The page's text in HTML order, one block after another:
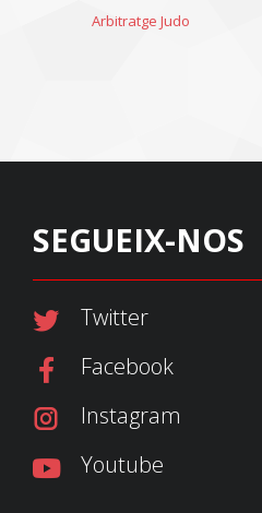
Arbitratge Judo
SEGUEIX-NOS
Twitter
Facebook
Instagram
Youtube